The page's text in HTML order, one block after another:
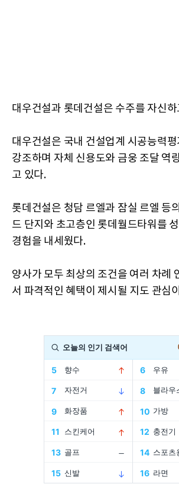
대우건설과 롯데건설은 수주를 자신
대우건설은 국내 건설업계 시공능력
강조하며 자체 신용도와 금웅 조달 역
고 있다.
롯데건설은 청담 르엘과 잠실 르엘 등
드 단지와 초고층인 롯데월드타워를
경험을 내세웠다.
양사가 모두 최상의 조건을 여러 차례
서 파격적인 혜택이 제시될 지도 관심